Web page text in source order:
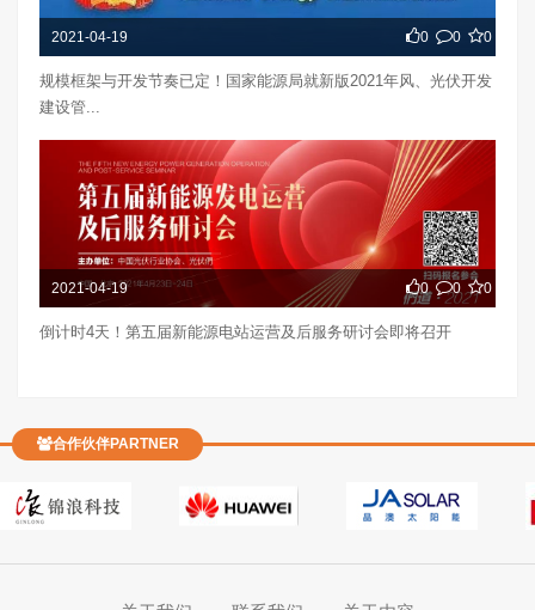
2021-04-19 0 0 0
规模框架与开发节奏已定！国家能源局就新版2021年风、光伏开发
建设管...
2021-04-19 0 0 0
倒计时4天！第五届新能源电站运营及后服务研讨会即将召开
合作伙伴PARTNER